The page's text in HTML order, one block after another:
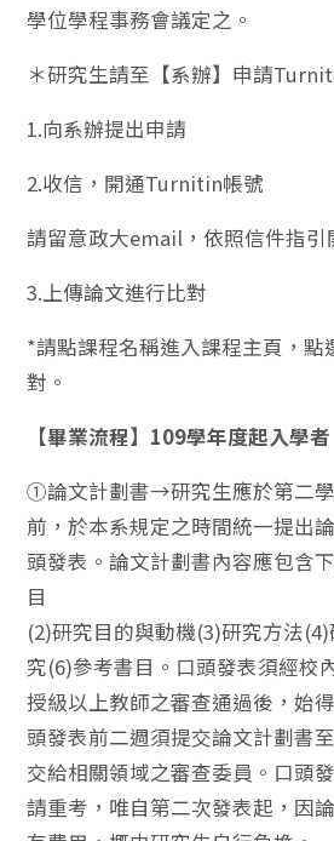
學位學程事務會議定之。
＊研究生請至【系辦】申請
1.向系辦提出申請
2.收信，開通Turnitin帳號
請留意政大email，依照信件指引
3.上傳論文進行比對
*請點課程名稱進入課程主頁，點
對。
【畢業流程】109學年度起入學者
①論文計劃書→研究生應於第二
前，於本系規定之時間統一提出
頭發表。論文計劃書內容應包含
目
(2)研究目的與動機(3)研究方法
究(6)參考書目。口頭發表須經校
授級以上教師之審查通過後，始
頭發表前二週須提交論文計劃書
交給相關領域之審查委員。口頭
請重考，唯自第二次發表起，因